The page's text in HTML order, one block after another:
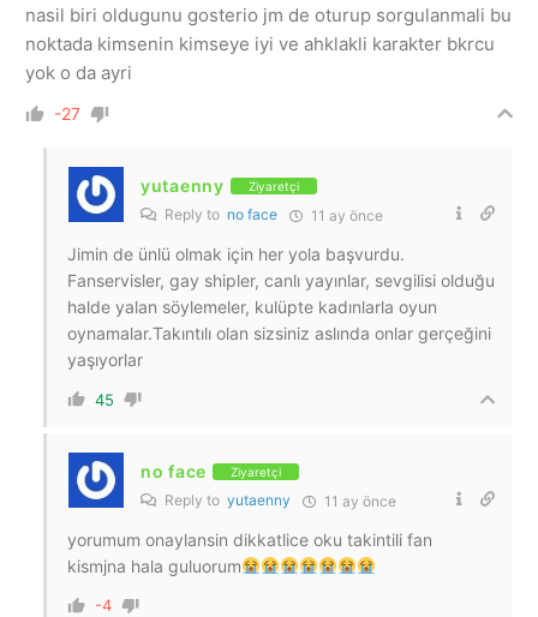
nasil biri oldugunu gosterio jm de oturup sorgulanmali bu
noktada kimsenin kimseye iyi ve ahklakli karakter bkrcu
yok o da ayri
-27
yutaenny Ziyaretçi
Reply to no face 11 ay önce
Jimin de ünlü olmak için her yola başvurdu.
Fanservisler, gay shipler, canlı yayınlar, sevgilisi olduğu
halde yalan söylemeler, kulüpte kadınlarla oyun
oynamalar.Takıntılı olan sizsiniz aslında onlar gerçeğini
yaşıyorlar
45
no face Ziyaretçi
Reply to yutaenny 11 ay önce
yorumum onaylansin dikkatlice oku takintili fan
kismjna hala guluorum
-4